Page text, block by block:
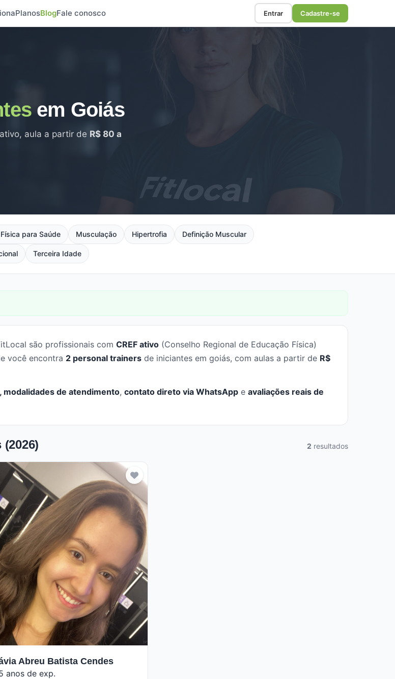
PlanosBlogFale conosco Entrar Cadastre-se
em Goiás
aula a partir de R$ 80 a
para Saúde Musculação Hipertrofia Definição Muscular
Terceira Idade
são profissionais com CREF ativo (Conselho Regional de Educação Física)
você encontra 2 personal trainers de iniciantes em goiás, com aulas a partir de R$
modalidades de atendimento, contato direto via WhatsApp e avaliações reais de
2 resultados
Abreu Batista Cendes
anos de exp.